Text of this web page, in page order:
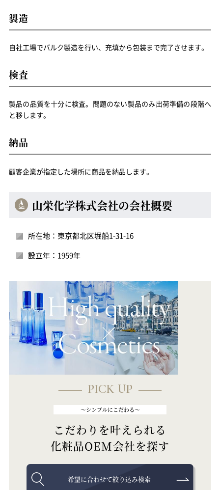
製造
自社工場でバルク製造を行い、充填から包装まで完了させます。
検査
製品の品質を十分に検査。問題のない製品のみ出荷準備の段階へ
と移します。
納品
顧客企業が指定した場所に商品を納品します。
山栄化学株式会社の会社概要
所在地：東京都北区堀船1-31-16
設立年：1959年
PICK UP
～シンプルにこだわる～
こだわりを叶えられる
化粧品OEM会社を探す
希望に合わせて絞り込み検索